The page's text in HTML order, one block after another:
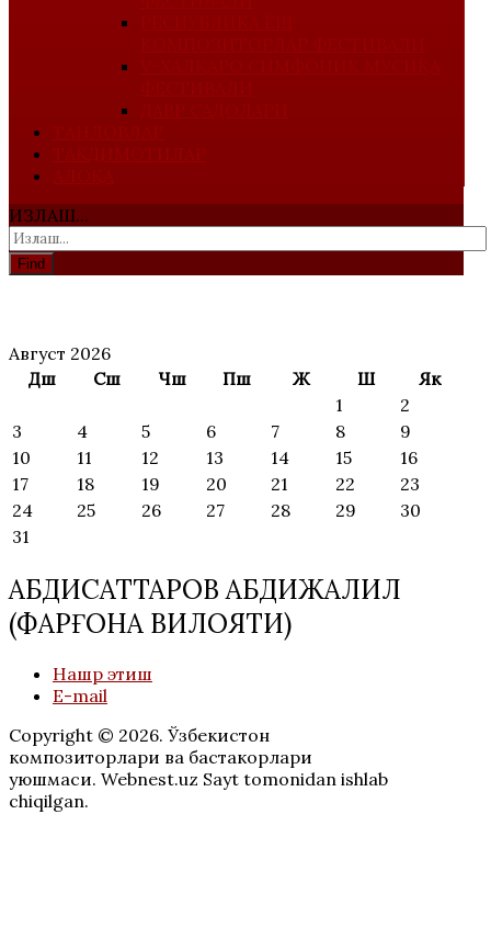
ИЗЛАШ...
Find
Август 2026
Дш
Сш Чш Пш Ж Ш
Як
1
2
3
4 5 6 7 8
9
10
11 12 13 14 15
16
17
18 19 20 21 22
23
24
25 26 27 28 29
30
31
АБДИСАТТАРОВ АБДИЖАЛИЛ
(ФАРҒОНА ВИЛОЯТИ)
Нашр этиш
E-mail
Copyright © 2026. Ўзбекистон
композиторлари ва бастакорлари
уюшмаси. Webnest.uz Sayt tomonidan ishlab
chiqilgan.